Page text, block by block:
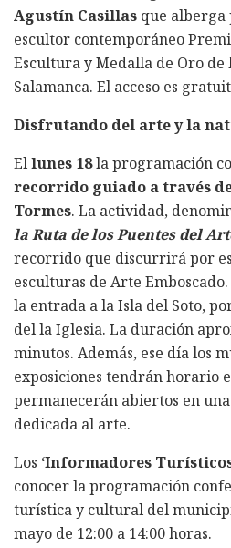
Agustín Casillas que alberga
escultor contemporáneo
Escultura y Medalla de Oro de
Salamanca. El acceso es
Disfrutando del arte y la
Ellunes 18la programación
recorrido guiado a través
Tormes. La actividad,
la Ruta de los Puentes del
recorrido que discurrirá por
esculturas de Arte
la entrada a la Isla del Soto,
del la Iglesia. La duración
minutos. Además, ese día los
exposiciones tendrán horario
permanecerán abiertos en
dedicada al arte.
Los ‘Informadores Turísticos
conocer la programación
turística y cultural del
mayo de 12:00 a 14:00 horas.